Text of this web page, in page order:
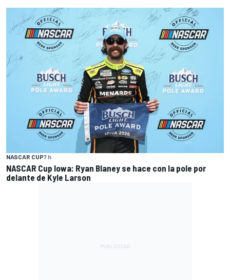
NASCAR CUP7 h
NASCAR Cup Iowa: Ryan Blaney se hace con la pole por
delante de Kyle Larson